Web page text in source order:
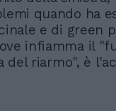
quando ha
e di green
infiamma il
riarmo", è